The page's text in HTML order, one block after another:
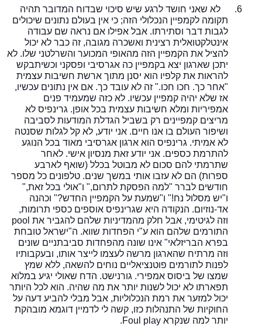
6.
לא שאני חושד לרגע שיש סיכוי שבדוח המדובר תהיה
תקומה לקמפיין הנכלולי הזה; כי אין בעולם נתונים שיכולים
לגבות דבר וסתירתו. אבל אפילו אם נראה שם עבודה
אינטלקטואלית רצינית ואשכרה מגובה, זה כבר לא יכול
להציל את הקמפיין הזה מהאופי המכוער והשרלטני שלו. לא
יתכן שארגון יצא בקמפיין כה אגרסיבי ופסקני וכשיתבקש
להראות את קלפיו הוא יסנן מתוך ארשת חשיבות עצמית
"אחר כך. חכו חכו." זה לא עובד כך. אם אין נתונים עכשיו,
אז שלא יהיה קמפיין עכשיו. לא כזה שמעמיד פנים
אמפיריות ומלא חשיבות עצמית בכל אופן. גרינפיס לא
מריצים קמפיינים רק בשביל הגדלת המודעות לסביבה
ושיפור העולם בו אנו חיים. אני יודע, לא קל לגלות שסנטה
לא אמיתי. גרינפיס הוא ארגון אגרסיבי מאוד בכל הנוגע
להתרמת כספים. אני יודע זאת מנסיון אישי. לאחר
שתרמתי להם סכום לא מבוטל בכלל (שואף לארבע
ספרות) הם לא עזבו אותי במשך שנים. טלפונים כל מספר
חודשים לברר "למה הפסקת לתרום," ו"אולי בכל זאת,"
ו"יש מסלול נח!" ו"שמעת על הקמפיין החדש?" וכהנה
אד-נוזיום. הנקודה היא שגרינפיס אוספים כספי תרומות,
וזה לגיטימי, אבל חלק מהמדיניות שלהם להגביר את pool
התורמים שלהם הוא ע"י הפחדות שווא. ה"ישראל טובחת
בפרא הבריזלאי" אינו שונה מהפחדות סביבתניים שונים
וזה מרתיח שהארגון מרשה לעצמו לייצר אותו, ובעקבותיו
לפנות לתורמים פוטנציאליים נוחים להשאה, ללא שמץ
שמצו של ביסוס אמפירי. גורנישט. הדח שאולי יגיע במלוא
תפארתו לא יכול לשנות יותר את מה שהיה. הוא לכל היותר
יכול למזער את רמת הנכלוליות, אבל מבלי להביע דעה על
החוקיות של התנהלות כזו, קשה לי לדמיין דוגמא מובהקת
יותר למה שנקרא Foul play
.